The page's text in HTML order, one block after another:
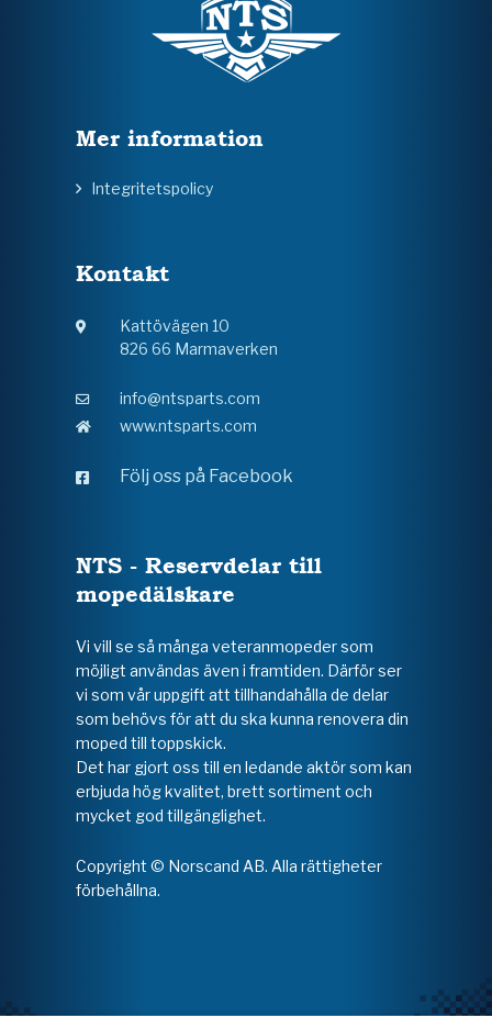
Mer information
Integritetspolicy
Kontakt
Kattövägen 10
826 66 Marmaverken
info@ntsparts.com
www.ntsparts.com
Följ oss på Facebook
NTS - Reservdelar till
mopedälskare
Vi vill se så många veteranmopeder som
möjligt användas även i framtiden. Därför ser
vi som vår uppgift att tillhandahålla de delar
som behövs för att du ska kunna renovera din
moped till toppskick.
Det har gjort oss till en ledande aktör som kan
erbjuda hög kvalitet, brett sortiment och
mycket god tillgänglighet.
Copyright © Norscand AB. Alla rättigheter
förbehållna.